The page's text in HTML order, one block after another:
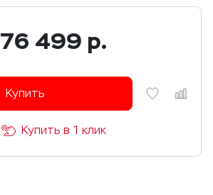
76 499 р.
Купить
Купить в 1 клик